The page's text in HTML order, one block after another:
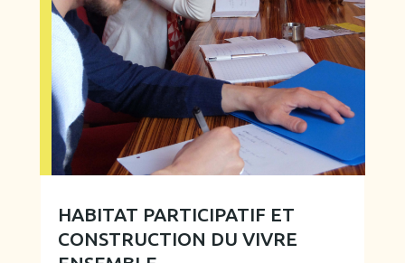
HABITAT PARTICIPATIF ET
CONSTRUCTION DU VIVRE